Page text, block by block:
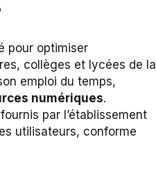
pour optimiser
collèges et lycées de la
emploi du temps,
numériques.
par l’établissement
utilisateurs, conforme